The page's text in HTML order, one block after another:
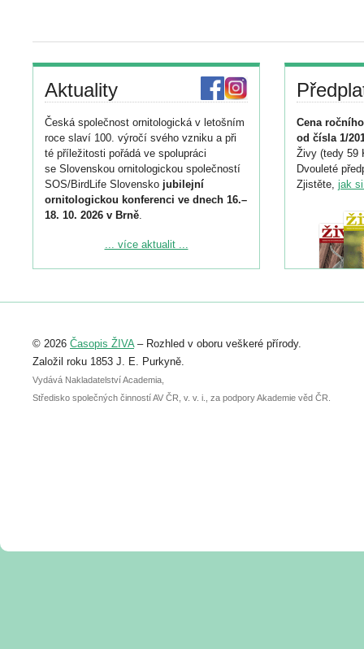
Aktuality
Česká společnost ornitologická v letošním
roce slaví 100. výročí svého vzniku a při
té příležitosti pořádá ve spolupráci
se Slovenskou ornitologickou společností
SOS/BirdLife Slovensko jubilejní
ornitologickou konferenci ve dnech 16.–
18. 10. 2026 v Brně.
Podrobnější informace ke konferenci
Registrovat se můžete do 6. září.
abstraktu přihlášené přednášky nebo
posteru je už 30. června.
... více aktualit ...
Cena
od čísla 1/
Živy (tedy 59
Dvouleté
Zjistěte, jak
© 2026 Časopis ŽIVA– Rozhled v oboru veškeré přírody.
Založil roku 1853 J. E. Purkyně.
Vydává Nakladatelství Academia,
Středisko společných činností AV ČR, v. v. i., za podpory Akademie věd ČR.